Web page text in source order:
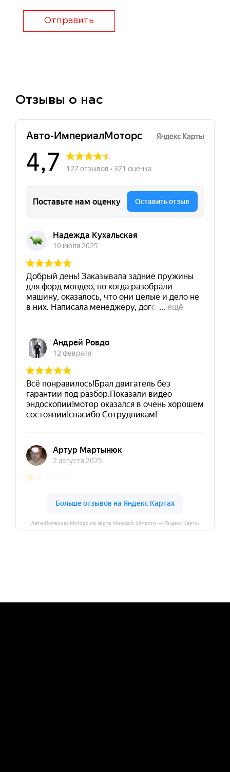
Отправить
Отзывы о нас
Авто-ИмпериалМоторс на карте Минской области — Яндекс Карты